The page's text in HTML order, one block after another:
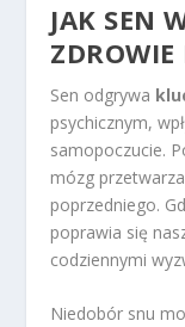
JAK SEN
ZDROWIE
Sen odgrywa
psychicznym,
samopoczucie.
mózg
poprzedniego.
poprawia się
codziennymi
Niedobór snu